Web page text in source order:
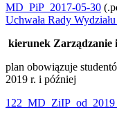
MD_PiP_2017-05-30
Uchwała Rady
kierunek
plan obowiązuje
2019 r. i później